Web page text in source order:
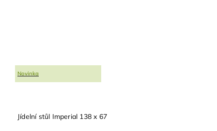
Novinka
Jídelní stůl Imperial 138 x 67